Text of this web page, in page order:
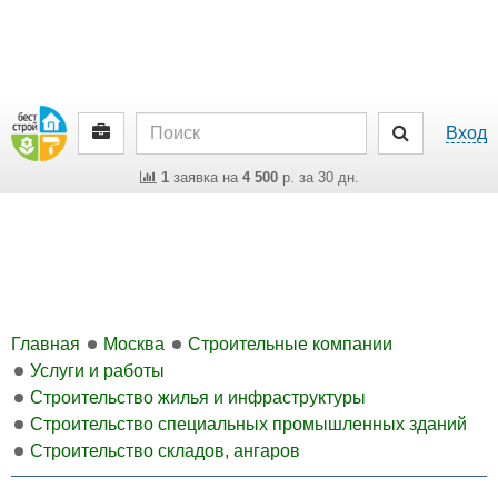
Вход
1заявка на 4 500р. за 30 дн.
Главная Москва
Строительные компании
Услуги и работы
Строительство жилья и инфраструктуры
Строительство специальных промышленных зданий
Строительство складов, ангаров